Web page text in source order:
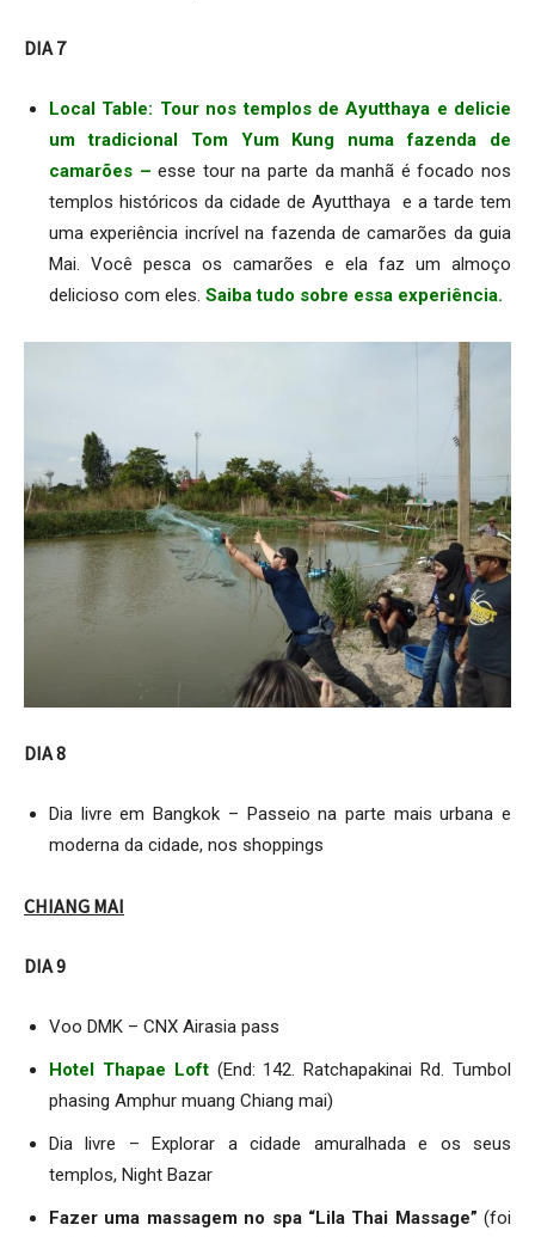
DIA 7
Local Table: Tour nos templos de Ayutthaya e delicie
um tradicional Tom Yum Kung numa fazenda de
camarões –esse tour na parte da manhã é focado nos
templos históricos da cidade de Ayutthaya e a tarde tem
uma experiência incrível na fazenda de camarões da guia
Mai. Você pesca os camarões e ela faz um almoço
delicioso com eles. Saiba tudo sobre essa experiência.
DIA 8
Dia livre em Bangkok – Passeio na parte mais urbana e
moderna da cidade, nos shoppings
CHIANG MAI
DIA 9
Voo DMK – CNX Airasia pass
Hotel Thapae Loft(End: 142. Ratchapakinai Rd. Tumbol
phasing Amphur muang Chiang mai)
Dia livre – Explorar a cidade amuralhada e os seus
templos, Night Bazar
Fazer uma massagem no spa “Lila Thai Massage” (foi